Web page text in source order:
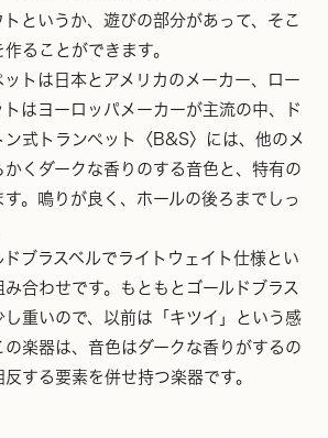
というか、遊びの部分があって、そこ
ることができます。
ットは日本とアメリカのメーカー、ロー
トはヨーロッパメーカーが主流の中、ド
ン式トランペット〈B&S〉には、他のメ
くダークな香りのする音色と、特有の
す。鳴りが良く、ホールの後ろまでしっ
ブラスベルでライトウェイト仕様とい
合わせです。もともとゴールドブラス
重いので、以前は「キツイ」という感
楽器は、音色はダークな香りがするの
する要素を併せ持つ楽器です。